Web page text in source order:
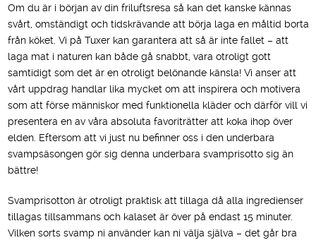
Om du är i början av din friluftsresa så kan det kanske kännas
svårt, omständigt och tidskrävande att börja laga en måltid borta
från köket. Vi på Tuxer kan garantera att så är inte fallet – att
laga mat i naturen kan både gå snabbt, vara otroligt gott
samtidigt som det är en otroligt belönande känsla! Vi anser att
vårt uppdrag handlar lika mycket om att inspirera och motivera
som att förse människor med funktionella kläder och därför vill vi
presentera en av våra absoluta favoriträtter att koka ihop över
elden. Eftersom att vi just nu befinner oss i den underbara
svampsäsongen gör sig denna underbara svamprisotto sig än
bättre!
Svamprisotton är otroligt praktisk att tillaga då alla ingredienser
tillagas tillsammans och kalaset är över på endast 15 minuter.
Vilken sorts svamp ni använder kan ni välja själva – det går bra